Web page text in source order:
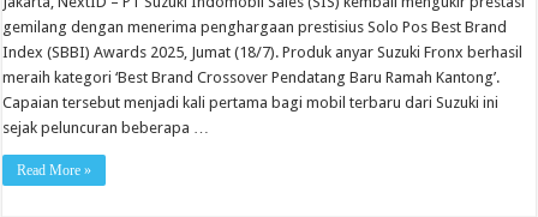
gemilang dengan menerima penghargaan prestisius Solo Pos Best Brand
Index (SBBI) Awards 2025, Jumat (18/7). Produk anyar Suzuki Fronx berhasil
meraih kategori ‘Best Brand Crossover Pendatang Baru Ramah Kantong’.
Capaian tersebut menjadi kali pertama bagi mobil terbaru dari Suzuki ini
sejak peluncuran beberapa …
Read More »